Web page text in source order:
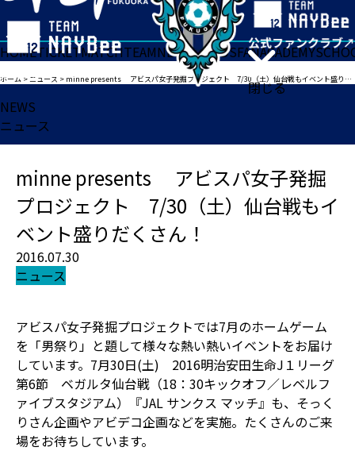
閉じる
HOMETICKETMATCHTEAMNEWSGOODSFANACADEMY
ホーム >ニュース > minne presents アビスパ女子発掘プロジェクト 7/30（土）仙台戦もイベント盛りだくさん！
NEWS
ニュース
minne presents アビスパ女子発掘
プロジェクト 7/30（土）仙台戦もイ
ベント盛りだくさん！
2016.07.30
ニュース
アビスパ女子発掘プロジェクトでは7月のホームゲーム
を「男祭り」と題して様々な熱い熱いイベントをお届け
しています。7月30日(土) 2016明治安田生命J１リーグ
第6節 ベガルタ仙台戦（18：30キックオフ／レベルフ
ァイブスタジアム）『JAL サンクス マッチ』も、そっく
りさん企画やアビデコ企画などを実施。たくさんのご来
場をお待ちしています。